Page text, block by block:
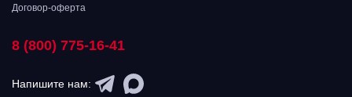
Договор-оферта
8 (800) 775-16-41
Напишите нам: